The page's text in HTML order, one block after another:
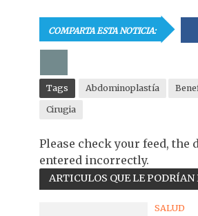
COMPARTA ESTA NOTICIA:
Tags Abdominoplastía
Cirugia
Please check your feed, the
entered incorrectly.
ARTICULOS QUE LE PODRÍAN
SALUD